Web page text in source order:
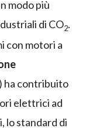
modo più
di CO2.
con motori a
ha contribuito
elettrici ad
lo standard di